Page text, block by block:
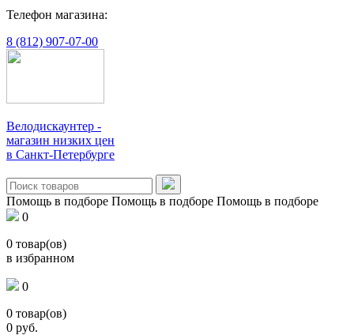
Телефон магазина:
8 (812) 907-07-00
Велодискаунтер -
магазин низких цен
в Санкт-Петербурге
Помощь в подборе Помощь в подборе Помощь в подборе
0
0 товар(ов)
в избранном
0
0 товар(ов)
0 руб.